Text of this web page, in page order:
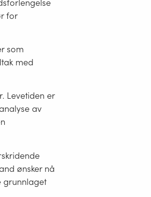
for
som
med
Levetiden er
av
ønsker nå
grunnlaget